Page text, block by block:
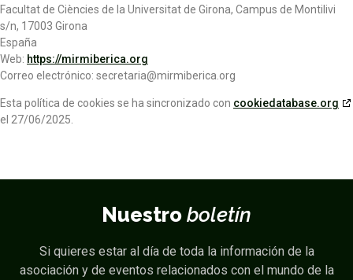
Facultat de Ciències de la Universitat de Girona, Campus de Montilivi
s/n, 17003 Girona
España
Web: https://mirmiberica.org
Correo electrónico: secretaria@mirmiberica.org
Esta política de cookies se ha sincronizado con cookiedatabase.org
el 27/06/2025.
Nuestro boletín
Si quieres estar al día de toda la información de la
asociación y de eventos relacionados con el mundo de la